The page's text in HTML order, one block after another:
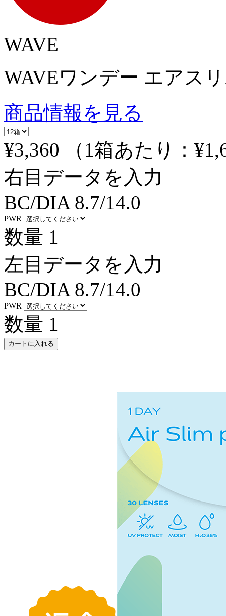
WAVE
WAVEワンデー エアス
商品情報を見る
¥3,360
（1箱あたり：
右目データを入力
BC/DIA 8.7/14.0
PWR
数量 1
左目データを入力
BC/DIA 8.7/14.0
PWR
数量 1
カートに入れる